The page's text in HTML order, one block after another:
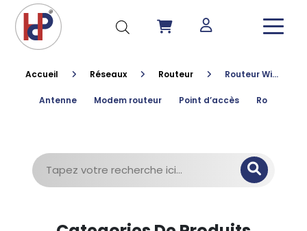
Accueil Réseaux Routeur Routeur Wi-Fi TL-MR3420
Antenne Modem routeur Point d’accès Routeur
Recherche
pour :